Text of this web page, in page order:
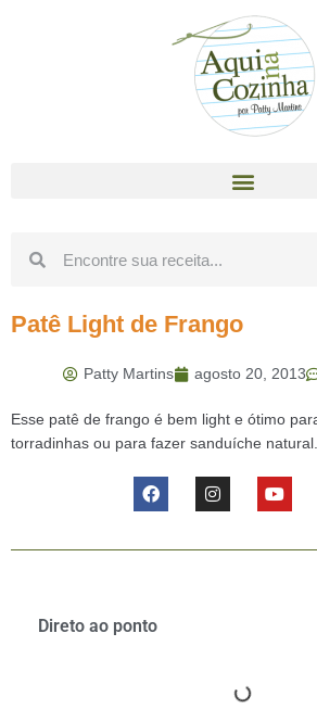
Patê Light de Frango
Patty Martins agosto 20, 2013
Esse patê de frango é bem light e ótimo
torradinhas ou para fazer sanduíche natural.
Direto ao ponto